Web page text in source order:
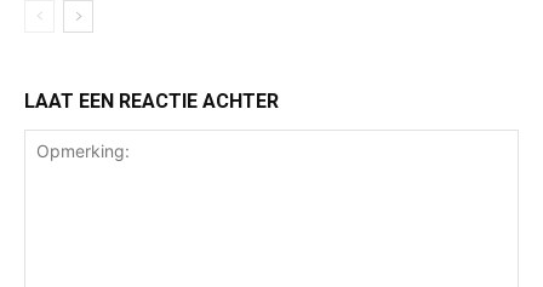
LAAT EEN REACTIE ACHTER